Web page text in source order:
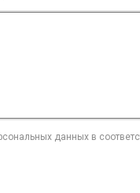
данных в